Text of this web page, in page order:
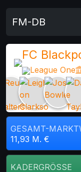
FM-DB
FC
League One
GESAMT-
11,93 M. €
KADERGRÖSSE